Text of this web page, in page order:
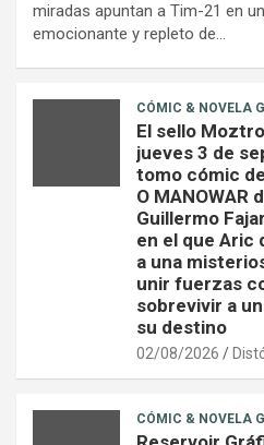
miradas apuntan a Tim-21 en
emocionante y repleto de…
CÓMIC & NOVELA
El sello
jueves 3 de
tomo cómic de
O MANOWAR
Guillermo
en el que Aric
a una
unir fuerzas
sobrevivir a
su destino
02/08/2026
CÓMIC & NOVELA